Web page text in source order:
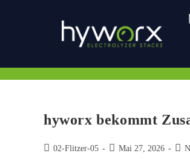
hyworx bekommt
02-Flitzer-05 Mai 27, 2026